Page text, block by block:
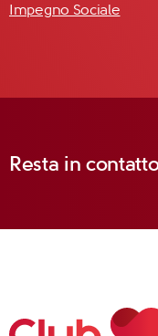
Impegno Sociale
Resta in